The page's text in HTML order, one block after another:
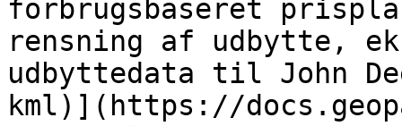
forbrugsbaseret
rensning af udbytte,
udbyttedata til John
kml)](https://